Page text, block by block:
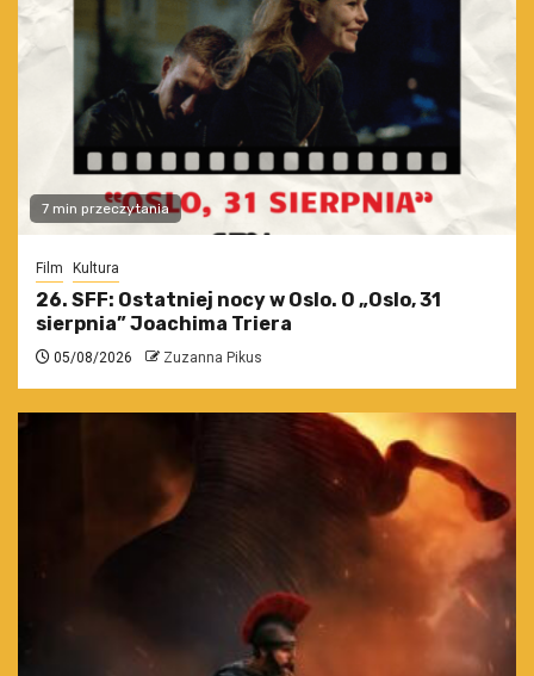
7 min przeczytania
Film Kultura
26. SFF: Ostatniej nocy w Oslo. O „Oslo, 31
sierpnia” Joachima Triera
05/08/2026 Zuzanna Pikus